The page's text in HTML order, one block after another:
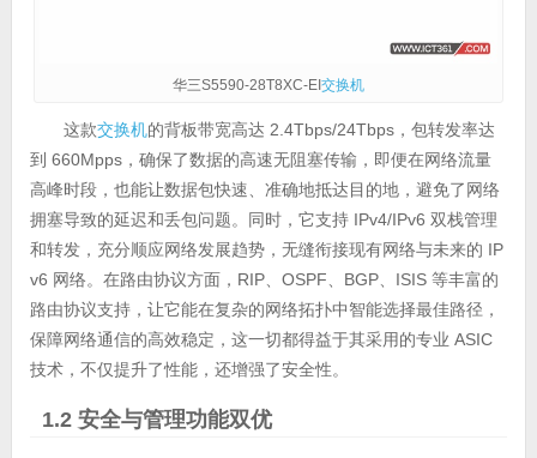
华三S5590-28T8XC-EI交换机
这款交换机的背板带宽高达 2.4Tbps/24Tbps，包转发率达
到 660Mpps，确保了数据的高速无阻塞传输，即便在网络流量
高峰时段，也能让数据包快速、准确地抵达目的地，避免了网络
拥塞导致的延迟和丢包问题。同时，它支持 IPv4/IPv6 双栈管理
和转发，充分顺应网络发展趋势，无缝衔接现有网络与未来的 IP
v6 网络。在路由协议方面，RIP、OSPF、BGP、ISIS 等丰富的
路由协议支持，让它能在复杂的网络拓扑中智能选择最佳路径，
保障网络通信的高效稳定，这一切都得益于其采用的专业 ASIC
技术，不仅提升了性能，还增强了安全性。
1.2 安全与管理功能双优